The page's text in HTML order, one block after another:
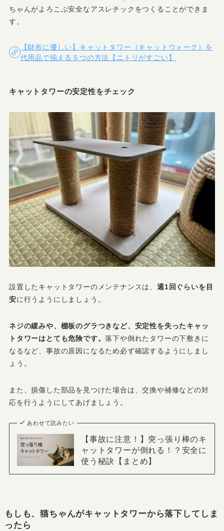
ちゃんがよろこぶ安全なアスレチックをつくることができま
す。
【財布に優しい】キャットタワー（キャットウォーク）を
代用品で揃える５つの方法【ニトリがすごい】
キャットタワーの安定性をチェック
設置したキャットタワーのメンテナンスは、週1回ぐらいを目
安に行うようにしましょう。
ネジの緩みや、棚板のグラつきなど、安定性を失ったキャッ
トタワーはとても危険です。落下や倒れたタワーの下敷きに
なるなど、事故の原因になるため必ず確認するようにしまし
ょう。
また、損傷した部品を見つけた場合は、交換や補修などの対
応を行うようにしてあげましょう。
あわせて読みたい
【事故に注意！】突っ張り棒のキ
ャットタワーが倒れる！？安全に
使う秘訣【まとめ】
もしも、猫ちゃんがキャットタワーから落下してしま
ったら